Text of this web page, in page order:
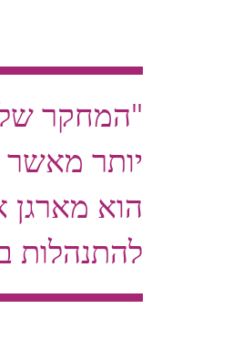
"המחקר
יותר
הוא מארגן
להתנהלות